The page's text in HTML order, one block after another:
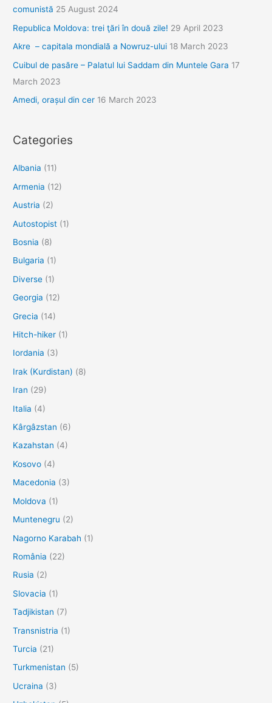
comunistă 25 August 2024
Republica Moldova: trei ţări în două zile! 29 April 2023
Akre – capitala mondială a Nowruz-ului 18 March 2023
Cuibul de pasăre – Palatul lui Saddam din Muntele Gara 17
March 2023
Amedi, orașul din cer 16 March 2023
Categories
Albania (11)
Armenia (12)
Austria (2)
Autostopist (1)
Bosnia (8)
Bulgaria (1)
Diverse (1)
Georgia (12)
Grecia (14)
Hitch-hiker (1)
Iordania (3)
Irak (Kurdistan) (8)
Iran (29)
Italia (4)
Kârgâzstan (6)
Kazahstan (4)
Kosovo (4)
Macedonia (3)
Moldova (1)
Muntenegru (2)
Nagorno Karabah (1)
România (22)
Rusia (2)
Slovacia (1)
Tadjikistan (7)
Transnistria (1)
Turcia (21)
Turkmenistan (5)
Ucraina (3)